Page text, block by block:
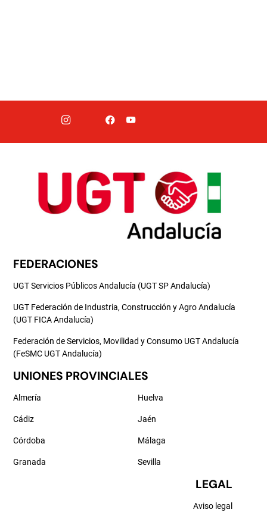
FEDERACIONES
UGT Servicios Públicos Andalucía (UGT SP Andalucía)
UGT Federación de Industria, Construcción y Agro Andalucía
(UGT FICA Andalucía)
Federación de Servicios, Movilidad y Consumo UGT Andalucía
(FeSMC UGT Andalucía)
UNIONES PROVINCIALES
Almería
Cádiz
Córdoba
Granada
Huelva
Jaén
Málaga
Sevilla
LEGAL
Aviso legal